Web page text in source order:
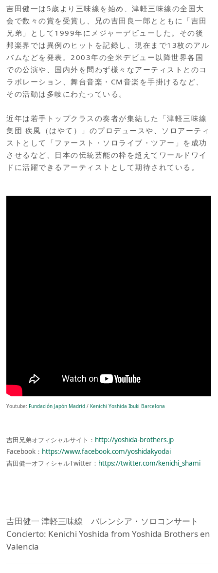
吉田健一は5歳より三味線を始め、津軽三味線の全国大
会で数々の賞を受賞し、兄の吉田良一郎とともに「吉田
兄弟」として1999年にメジャーデビューした。その後
邦楽界では異例のヒットを記録し、現在まで13枚のアル
バムなどを発表。2003年の全米デビュー以降世界各国
での公演や、国内外を問わず様々なアーティストとのコ
ラボレーション、舞台音楽・CM音楽を手掛けるなど、
その活動は多岐にわたっている。
近年は若手トップクラスの奏者が集結した「津軽三味線
集団 疾風（はやて）」のプロデュースや、ソロアーティ
ストとして「ファースト・ソロライブ・ツアー」を成功
させるなど、日本の伝統芸能の枠を超えてワールドワイ
ドに活躍できるアーティストとして期待されている。
Youtube: Fundación Japón Madrid / Kenichi Yoshida Ibuki Barcelona
吉田兄弟オフィシャルサイト： http://yoshida-brothers.jp
Facebook： https://www.facebook.com/yoshidakyodai
吉田健一オフィシャルTwitter： https://twitter.com/kenichi_shami
吉田健一 津軽三味線 バレンシア・ソロコンサート
Concierto: Kenichi Yoshida from Yoshida Brothers en
Valencia